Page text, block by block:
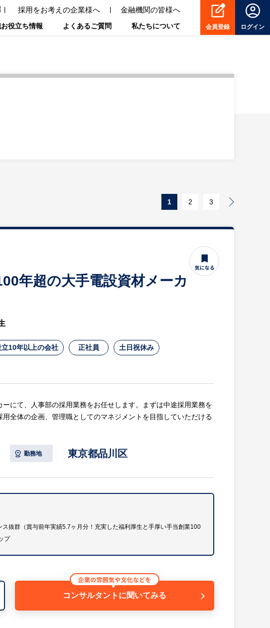
採用をお考えの企業様へ 金融機関の皆様へ
役立ち情報 よくあるご質問 私たちについて 会員登録 ログイン
1 2 3
年超の大手電設資材メーカ
立10年以上の会社 正社員 土日祝休み
にて、人事部の採用業務をお任せします。まずは中途採用業務を
全体の企画、管理職としてのマネジメントを目指していただける
面接調整・対応等）
内トップクラスのシェアを誇る老舗大手メーカーです。安定した
ローバル展開や社員に還元する人事制度の拡充を積極的に推進し
金返還支援制度など、手厚い福利厚生も魅力です。
勤務地 東京都品川区
抜群（賞与前年実績5.7ヶ月分！充実した福利厚生と手厚い手当創業100
プ
コンサルタントに聞いてみる